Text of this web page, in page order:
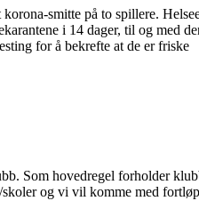
smitte på to spillere.
i 14 dager, til og med
for å bekrefte at de er friske
Som hovedregel forholder
og vi vil komme med